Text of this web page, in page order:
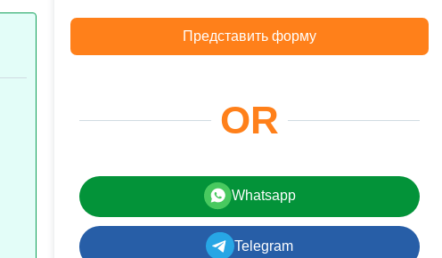
Представить форму
OR
Whatsapp
Telegram